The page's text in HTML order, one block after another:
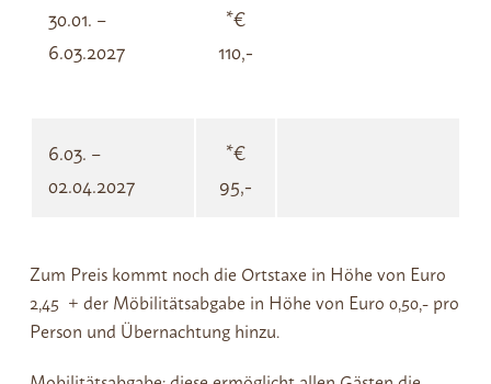
30.01. –
6.03.2027
*€
110,-
6.03. –
02.04.2027
*€
95,-
Zum Preis kommt noch die Ortstaxe in Höhe von Euro
2,45 + der Möbilitätsabgabe in Höhe von Euro 0,50,- pro
Person und Übernachtung hinzu.